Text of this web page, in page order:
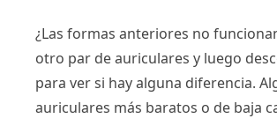
¿Las formas anteriores no
otro par de auriculares y luego
para ver si hay alguna diferencia.
auriculares más baratos o de baja